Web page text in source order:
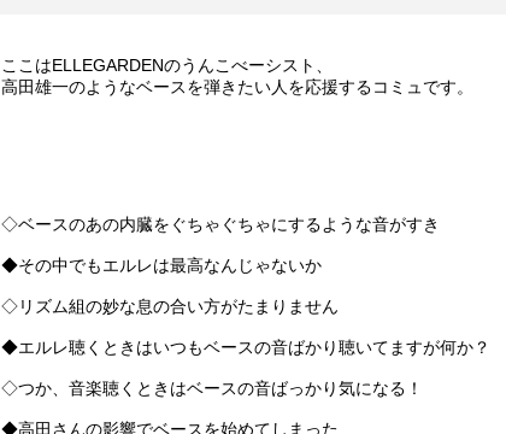
ここはELLEGARDENのうんこべーシスト、
高田雄一のようなベースを弾きたい人を応援するコミュです。
◇ベースのあの内臓をぐちゃぐちゃにするような音がすき
◆その中でもエルレは最高なんじゃないか
◇リズム組の妙な息の合い方がたまりません
◆エルレ聴くときはいつもベースの音ばかり聴いてますが何か？
◇つか、音楽聴くときはベースの音ばっかり気になる！
◆高田さんの影響でベースを始めてしまった